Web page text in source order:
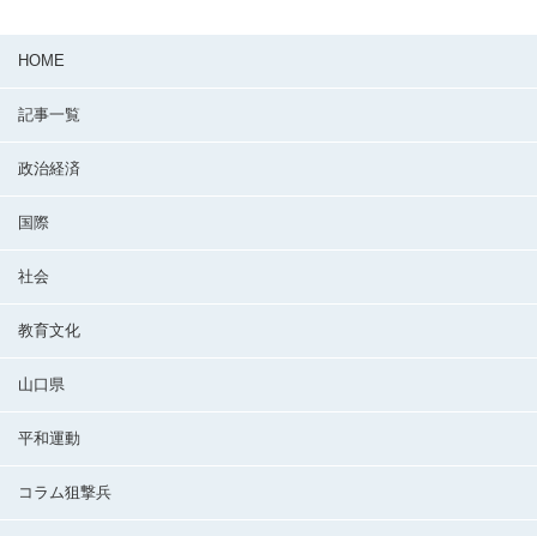
HOME
記事一覧
政治経済
国際
社会
教育文化
山口県
平和運動
コラム狙撃兵